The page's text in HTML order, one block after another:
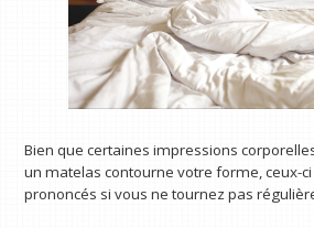
Bien que certaines impressions
un matelas contourne votre forme, ceux-
prononcés si vous ne tournez pas